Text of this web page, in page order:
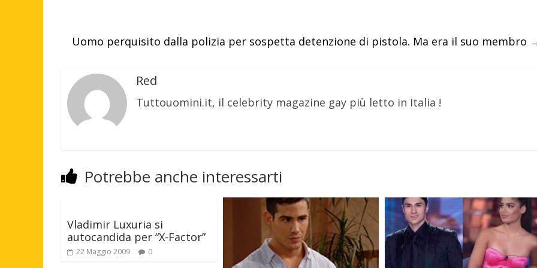
Uomo perquisito dalla polizia per sospetta detenzione di pistola. Ma era il suo membro
Red
Tuttouomini.it, il celebrity magazine gay più letto in Italia !
Potrebbe anche interessarti
Vladimir Luxuria si
autocandida per “X-Factor”
22 Maggio 2009 0